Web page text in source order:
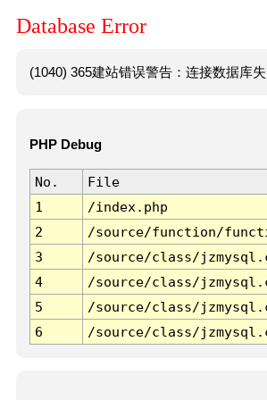
Database Error
(1040) 365建站错误警告：连接数据库
PHP Debug
No. File
1
/index.php
2
/source/function/
3
/source/class/
4
/source/class/
5
/source/class/
6
/source/class/